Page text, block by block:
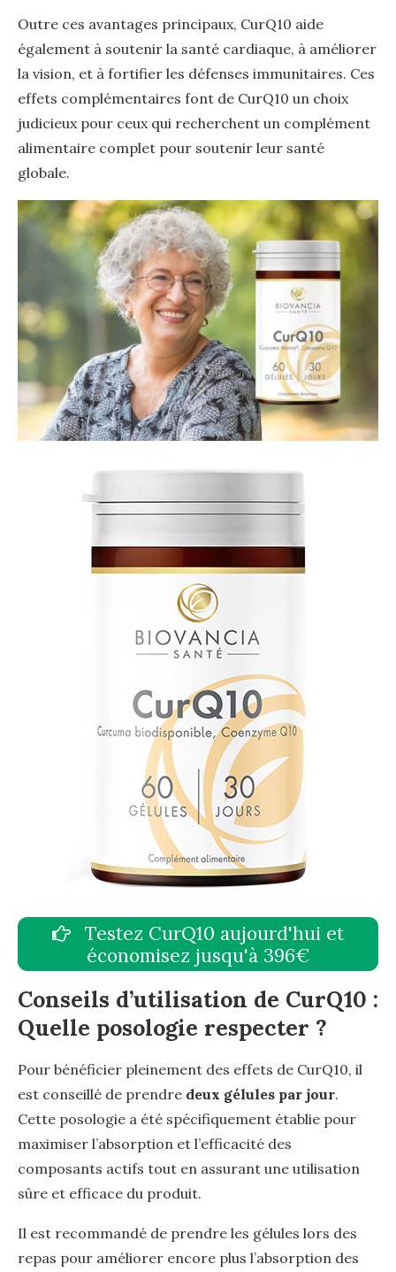
Outre ces avantages principaux, CurQ10 aide
également à soutenir la santé cardiaque, à améliorer
la vision, et à fortifier les défenses immunitaires. Ces
effets complémentaires font de CurQ10 un choix
judicieux pour ceux qui recherchent un complément
alimentaire complet pour soutenir leur santé
globale.
Testez CurQ10 aujourd'hui et
économisez jusqu'à 396€
Conseils d’utilisation de CurQ10 :
Quelle posologie respecter ?
Pour bénéficier pleinement des effets de CurQ10, il
est conseillé de prendre deux gélules par jour.
Cette posologie a été spécifiquement établie pour
maximiser l’absorption et l’efficacité des
composants actifs tout en assurant une utilisation
sûre et efficace du produit.
Il est recommandé de prendre les gélules lors des
repas pour améliorer encore plus l’absorption des